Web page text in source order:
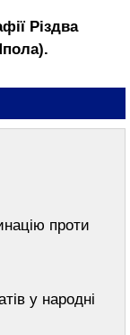
Різдва
проти
у народні